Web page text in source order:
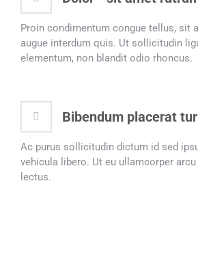
Proin condimentum congue tellus, sit
augue interdum quis. Ut sollicitudin
elementum, non blandit odio rhoncus.
Bibendum placerat
Ac purus sollicitudin dictum id sed
vehicula libero. Ut eu ullamcorper
lectus.